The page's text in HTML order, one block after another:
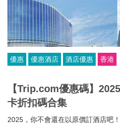
優惠 優惠酒店 酒店優惠 香港
【Trip.com優惠碼】
卡折扣碼合集
2025，你不會還在以原價訂酒店吧